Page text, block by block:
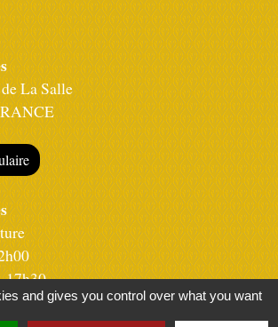
La Salle
and gives you control over what you want